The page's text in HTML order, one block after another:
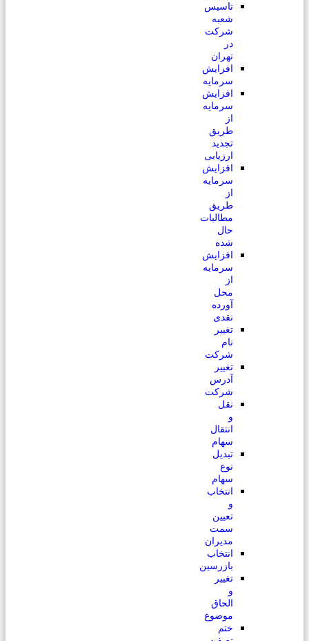
تاسیس
شعبه
شرکت
در
تهران
افزایش
سرمایه
افزایش
سرمایه
از
طریق
تجدید
ارزیابی
افزایش
سرمایه
از
طریق
مطالبات
حال
شده
افزایش
سرمایه
از
محل
آورده
نقدی
تغییر
نام
شرکت
تغییر
آدرس
شرکت
نقل
و
انتقال
سهام
تبدیل
نوع
سهام
انتخاب
و
تعیین
سمت
مدیران
انتخاب
بازرسین
تغییر
و
الحاق
موضوع
ختم